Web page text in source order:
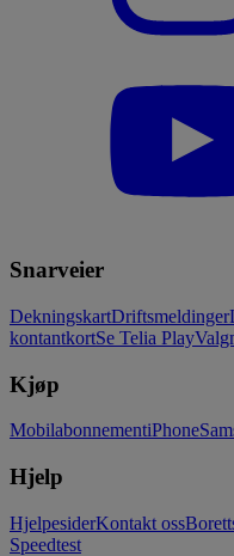
Snarveier
DekningskartDriftsmeldinger
kontantkortSe Telia Play
Kjøp
MobilabonnementiPhone
Hjelp
HjelpesiderKontakt oss
Speedtest